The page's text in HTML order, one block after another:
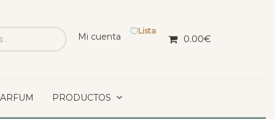
Mi cuenta
Lista
0.00€
PRODUCTOS